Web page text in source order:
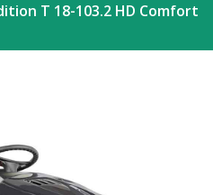
T 18-103.2 HD Comfort